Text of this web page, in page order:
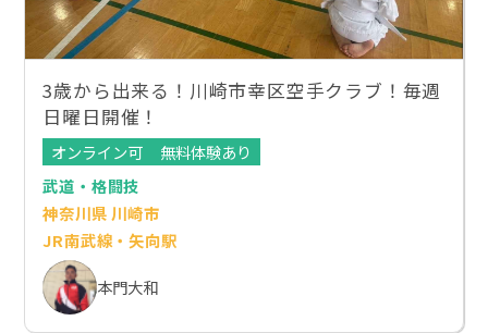
3歳から出来る！川崎市幸区空手クラブ！毎週
日曜日開催！
オンライン可
無料体験あり
武道・格闘技
神奈川県 川崎市
JR南武線・矢向駅
本門大和